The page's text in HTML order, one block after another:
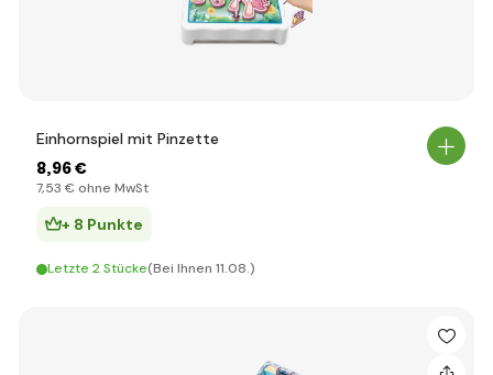
Einhornspiel mit Pinzette
8,96 €
7,53 € ohne MwSt
+ 8 Punkte
Letzte 2 Stücke(Bei Ihnen 11.08.)